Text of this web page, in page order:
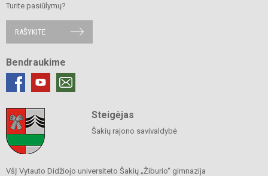
Turite pasiūlymų?
RAŠYKITE
Bendraukime
Steigėjas
Šakių rajono savivaldybė
VšĮ Vytauto Didžiojo universiteto Šakių „Žiburio“ gimnazija